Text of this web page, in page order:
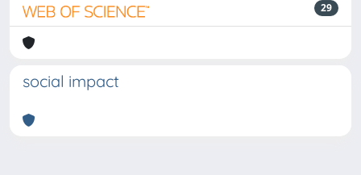
29
social impact